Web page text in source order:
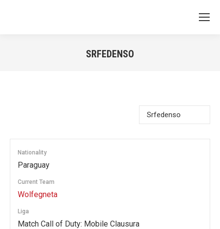
SRFEDENSO
Nationality
Paraguay
Current Team
Wolfegneta
Liga
Match Call of Duty: Mobile Clausura